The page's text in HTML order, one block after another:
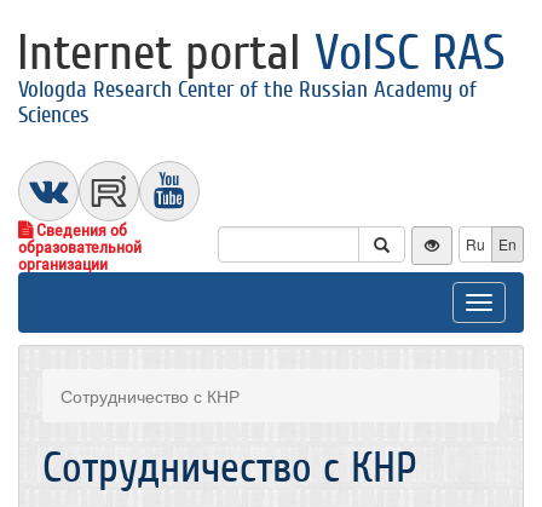
Internet portal VolSC RAS
Vologda Research Center of the Russian Academy of
Sciences
Сведения об
образовательной
организации
Ru En
Toggle
Сотрудничество с КНР
Сотрудничество с КНР